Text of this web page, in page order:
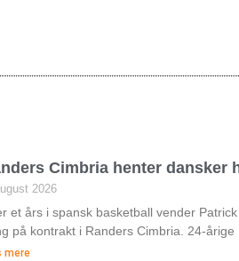
Cimbria henter dansker
2026
et års i spansk basketball vender
på kontrakt i Randers Cimbria. 24-årige
mere